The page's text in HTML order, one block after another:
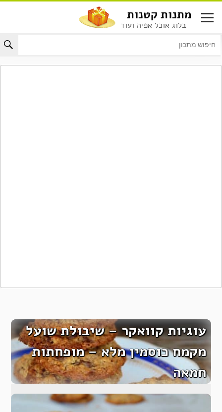
לתוכן
מתנות קטנות
בלוג אוכל אפיה ועוד
עוגיות קוואקר – שיבולת שועל
מקמח כוסמין מלא – מופחתות
חמאה